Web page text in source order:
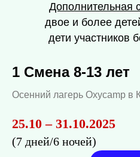
Дополнительная
двое и более
дети участников
1 Смена 8-13 лет
Осенний лагерь Oxycamp в
25.10 – 31.10.2025
(7 дней/6 ночей)